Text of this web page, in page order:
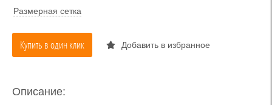
Размерная сетка
Купить в один клик Добавить в избранное
Описание: